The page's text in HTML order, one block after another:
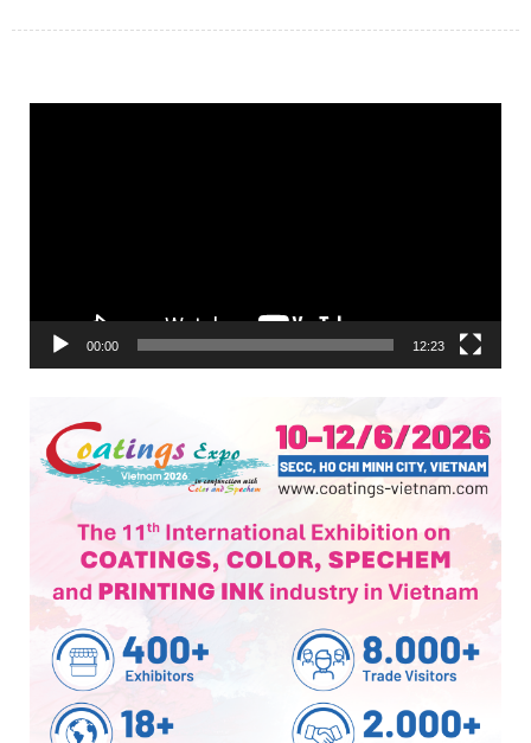
00:00 12:23